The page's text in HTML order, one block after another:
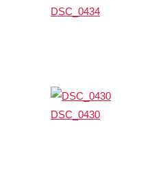
DSC_0434
DSC_0430